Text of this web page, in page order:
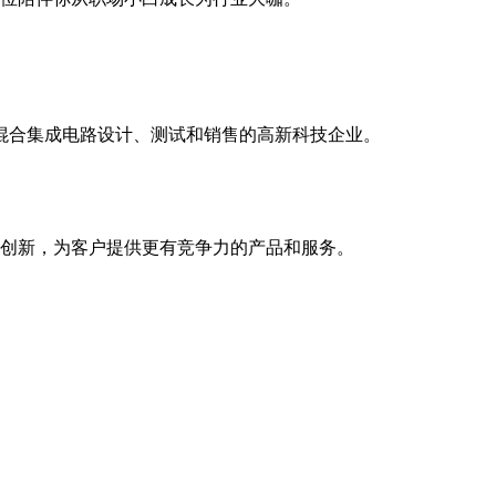
集成电路设计、测试和销售的高新科技企业。
，为客户提供更有竞争力的产品和服务。